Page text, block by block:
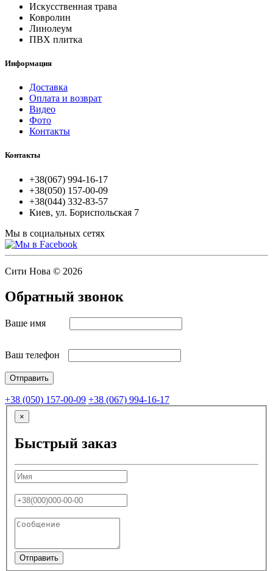
Искусственная трава
Ковролин
Линолеум
ПВХ плитка
Информация
Доставка
Оплата и возврат
Видео
Фото
Контакты
Контакты
+38(067) 994-16-17
+38(050) 157-00-09
+38(044) 332-83-57
Киев, ул. Бориспольская 7
Мы в социальных сетях
Сити Нова © 2026
Обратный звонок
Ваше имя
Ваш телефон
+38 (050) 157-00-09 +38 (067) 994-16-17
×
Быстрый заказ
Отправить